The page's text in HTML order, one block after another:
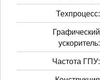
Техпроцесс:
Графический
ускоритель:
Частота ГПУ: